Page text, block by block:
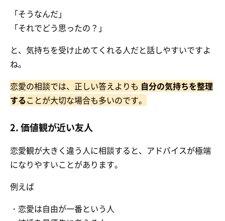
「そうなんだ」
「それでどう思ったの？」
と、気持ちを受け止めてくれる人だと話しやすいですよ
ね。
恋愛の相談では、正しい答えよりも 自分の気持ちを整理
することが大切な場合も多いのです。
2. 価値観が近い友人
恋愛観が大きく違う人に相談すると、アドバイスが極端
になりやすいことがあります。
例えば
・恋愛は自由が一番という人